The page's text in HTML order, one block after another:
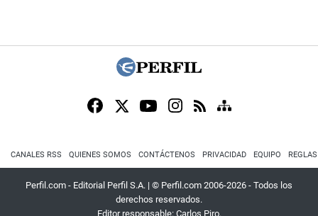
CANALES RSS QUIENES SOMOS CONTÁCTENOS PRIVACIDAD EQUIPO
Perfil.com - Editorial Perfil S.A. | © Perfil.com 2006-2026 - Todos los
derechos reservados.
Editor responsable: Carlos Piro.